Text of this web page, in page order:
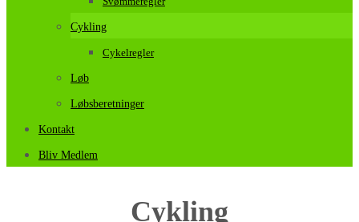
Cykling
Cykelregler
Løb
Løbsberetninger
Kontakt
Bliv Medlem
Cykling